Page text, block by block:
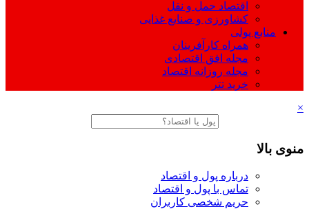
اقتصاد حمل و نقل
کشاورزی و صنایع غذایی
منابع پولی
همراه کارآفرینان
مجله افق اقتصادی
مجله روزانه اقتصاد
خرید تتر
×
منوی بالا
درباره پول و اقتصاد
تماس با پول و اقتصاد
حریم شخصی کاربران